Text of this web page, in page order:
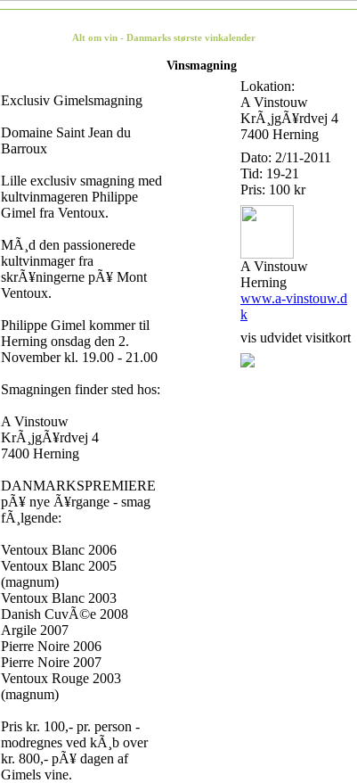
Alt om vin - Danmarks største vinkalender
Vinsmagning
Exclusiv Gimelsmagning
Domaine Saint Jean du
Barroux
Lille exclusiv smagning med
kultvinmageren Philippe
Gimel fra Ventoux.
MÃ¸d den passionerede
kultvinmager fra
skrÃ¥ningerne pÃ¥ Mont
Ventoux.
Philippe Gimel kommer til
Herning onsdag den 2.
November kl. 19.00 - 21.00
Smagningen finder sted hos:
A Vinstouw
KrÃ¸jgÃ¥rdvej 4
7400 Herning
DANMARKSPREMIERE
pÃ¥ nye Ã¥rgange - smag
fÃ¸lgende:
Ventoux Blanc 2006
Ventoux Blanc 2005
(magnum)
Ventoux Blanc 2003
Danish CuvÃ©e 2008
Argile 2007
Pierre Noire 2006
Pierre Noire 2007
Ventoux Rouge 2003
(magnum)
Pris kr. 100,- pr. person -
modregnes ved kÃ¸b over
kr. 800,- pÃ¥ dagen af
Gimels vine.
Lokation:
A Vinstouw
KrÃ¸jgÃ¥rdvej 4
7400 Herning
Dato: 2/11-2011
Tid: 19-21
Pris: 100 kr
A Vinstouw
Herning
www.a-vinstouw.d
k
vis udvidet visitkort